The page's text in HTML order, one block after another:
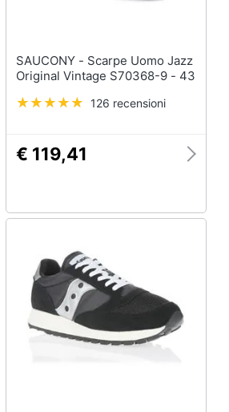
SAUCONY - Scarpe Uomo Jazz
Original Vintage S70368-9 - 43
126 recensioni
€ 119,41